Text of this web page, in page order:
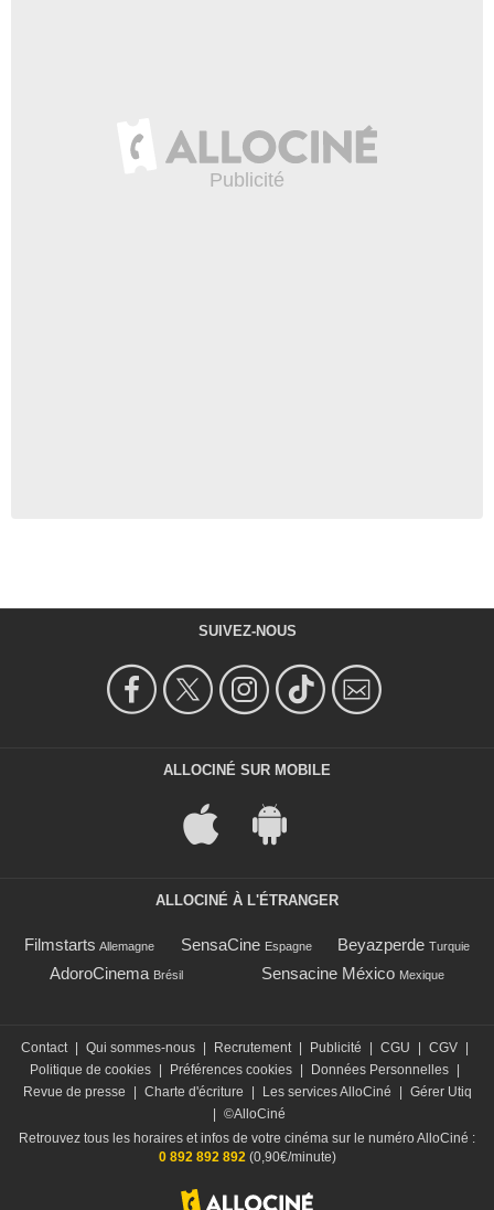
SUIVEZ-NOUS
ALLOCINÉ SUR MOBILE
ALLOCINÉ À L'ÉTRANGER
Filmstarts Allemagne SensaCine Espagne Beyazperde Turquie
AdoroCinema Brésil Sensacine México Mexique
Contact Qui sommes-nous Recrutement Publicité CGU CGV
Politique de cookies
Préférences cookies Données Personnelles
Revue de presse
Charte d'écriture Les services AlloCiné
Gérer Utiq
©AlloCiné
Retrouvez tous les horaires et infos de votre cinéma sur le numéro AlloCiné :
0 892 892 892(0,90€/minute)